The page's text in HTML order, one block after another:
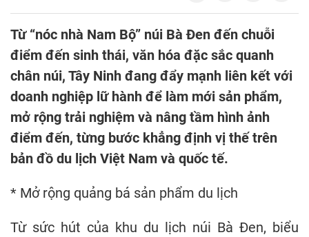
Từ “nóc nhà Nam Bộ” núi Bà Đen đến chuỗi
điểm đến sinh thái, văn hóa đặc sắc quanh
chân núi, Tây Ninh đang đẩy mạnh liên kết với
doanh nghiệp lữ hành để làm mới sản phẩm,
mở rộng trải nghiệm và nâng tầm hình ảnh
điểm đến, từng bước khẳng định vị thế trên
bản đồ du lịch Việt Nam và quốc tế.
* Mở rộng quảng bá sản phẩm du lịch
Từ sức hút của khu du lịch núi Bà Đen, biểu